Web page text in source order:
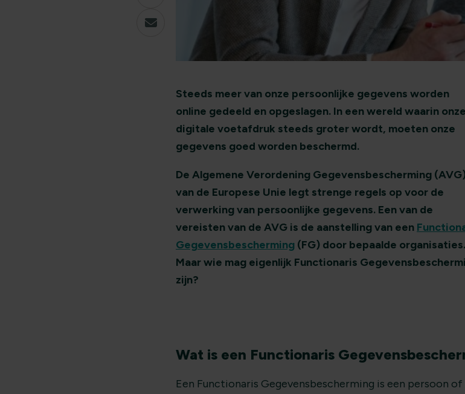
Steeds meer van onze persoonlijke gegevens worden
online gedeeld en opgeslagen. In een wereld waarin onze
digitale voetafdruk steeds groter wordt, moeten onze
gegevens goed worden beschermd.
De Algemene Verordening Gegevensbescherming
van de Europese Unie legt strenge regels op voor de
verwerking van persoonlijke gegevens. Een van de
vereisten van de AVG is de aanstelling van een
Gegevensbescherming (FG) door bepaalde organisaties.
Maar wie mag eigenlijk Functionaris
zijn?
Wat is een Functionaris
Een Functionaris Gegevensbescherming is een persoon